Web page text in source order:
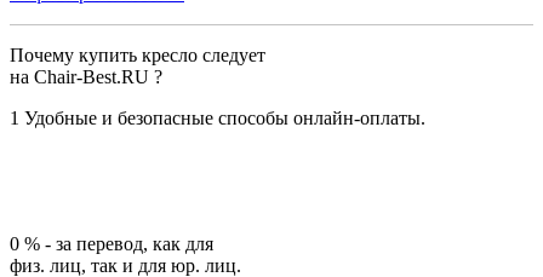
Почему купить кресло следует
на Chair-Best.RU ?
1 Удобные и безопасные способы онлайн-оплаты.
0 % - за перевод, как для
физ. лиц, так и для юр. лиц.